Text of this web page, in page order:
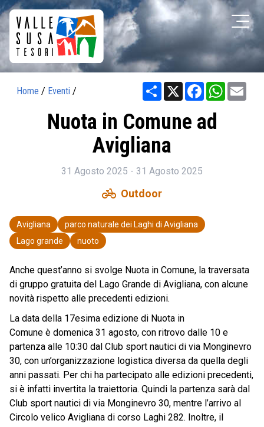
Home / Eventi / Share X Facebook
Nuota in Comune ad
Avigliana
31 Agosto 2025 - 31 Agosto 2025
pedal_bike Outdoor
Avigliana
parco naturale dei Laghi di Avigliana
Lago grande
nuoto
Anche quest’anno si svolge Nuota in Comune, la traversata
di gruppo gratuita del Lago Grande di Avigliana, con alcune
novità rispetto alle precedenti edizioni.
La data della 17esima edizione di Nuota in
Comune è domenica 31 agosto, con ritrovo dalle 10 e
partenza alle 10:30 dal Club sport nautici di via Monginevro
30, con un’organizzazione logistica diversa da quella degli
anni passati. Per chi ha partecipato alle edizioni precedenti,
si è infatti invertita la traiettoria. Quindi la partenza sarà dal
Club sport nautici di via Monginevro 30, mentre l’arrivo al
Circolo velico Avigliana di corso Laghi 282. Inoltre, il